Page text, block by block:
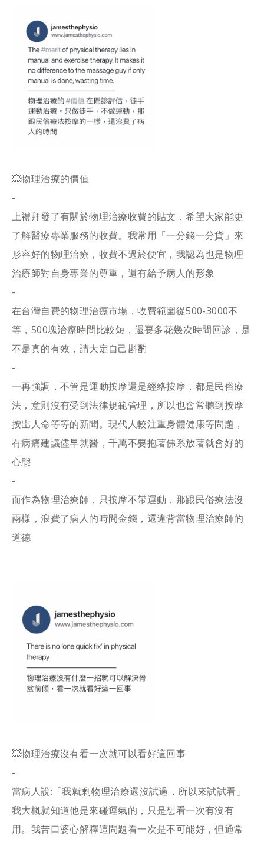
💥物理治療的價值
-
上禮拜發了有關於物理治療收費的貼文，希望大家能更
了解醫療專業服務的收費。我常用「一分錢一分貨」來
形容好的物理治療，收費不過於便宜，我認為也是物理
治療師對自身專業的尊重，還有給予病人的形象
-
在台灣自費的物理治療市場，收費範圍從500-3000不
等，500塊治療時間比較短，還要多花幾次時間回診，是
不是真的有效，請大定自己斟酌
-
一再強調，不管是運動按摩還是經絡按摩，都是民俗療
法，意則沒有受到法律規範管理，所以也會常聽到按摩
按岀人命等等的新聞。現代人較注重身體健康等問題，
有病痛建議儘早就醫，千萬不要抱著佛系放著就會好的
心態
-
而作為物理治療師，只按摩不帶運動，那跟民俗療法沒
兩樣，浪費了病人的時間金錢，還違背當物理治療師的
道德
💥物理治療沒有看一次就可以看好這回事
-
當病人說:「我就剩物理治療還沒試過，所以來試試看」
我大概就知道他是來碰運氣的，只是想看一次有沒有
用。我苦口婆心解釋這問題看一次是不可能好，但通常